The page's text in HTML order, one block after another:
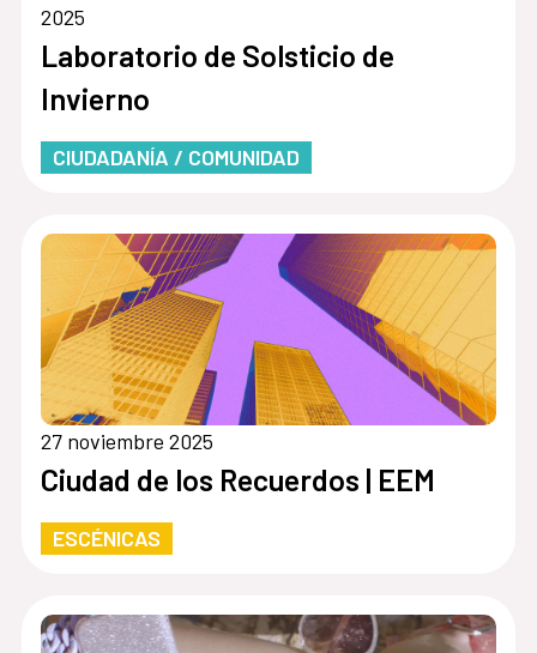
2025
Laboratorio de Solsticio de
Invierno
CIUDADANÍA / COMUNIDAD
27 noviembre 2025
Ciudad de los Recuerdos | EEM
ESCÉNICAS